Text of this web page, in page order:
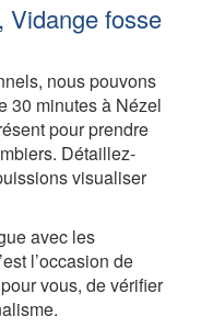
Vidange fosse
nous pouvons
30 minutes à Nézel
pour prendre
Détaillez-
visualiser
avec les
l’occasion de
vous, de vérifier